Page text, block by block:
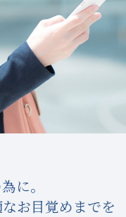
に。
お目覚めまでを